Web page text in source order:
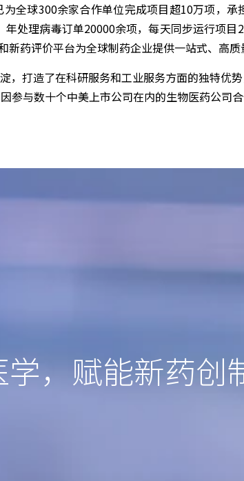
全球300余家合作单位完成项目超10万项，
年处理病毒订单20000余项，每天同步运行项
新药评价平台为全球制药企业提供一站式、高
，打造了在科研服务和工业服务方面的独特优
参与数十个中美上市公司在内的生物医药公司
，赋能新药创